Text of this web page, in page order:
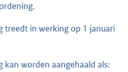
treedt in werking op 1 januari
kan worden aangehaald als: